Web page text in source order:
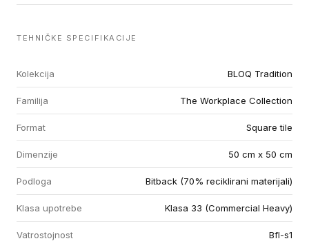
TEHNIČKE SPECIFIKACIJE
Kolekcija BLOQ Tradition
Familija The Workplace Collection
Format Square tile
Dimenzije 50 cm x 50 cm
Podloga Bitback (70% reciklirani materijali)
Klasa upotrebe Klasa 33 (Commercial Heavy)
Vatrostojnost Bfl-s1